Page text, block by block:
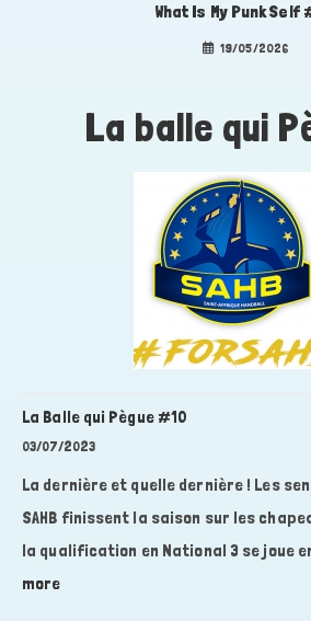
What Is My Punk Self
19/05/2026
La balle qui
La Balle qui Pègue #10
03/07/2023
La dernière et quelle dernière ! Les
SAHB finissent la saison sur les
la qualification en National 3 se joue
more: